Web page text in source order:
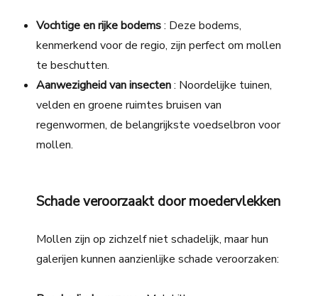
Vochtige en rijke bodems: Deze bodems,
kenmerkend voor de regio, zijn perfect om mollen
te beschutten.
Aanwezigheid van insecten: Noordelijke tuinen,
velden en groene ruimtes bruisen van
regenwormen, de belangrijkste voedselbron voor
mollen.
Schade veroorzaakt door moedervlekken
Mollen zijn op zichzelf niet schadelijk, maar hun
galerijen kunnen aanzienlijke schade veroorzaken: